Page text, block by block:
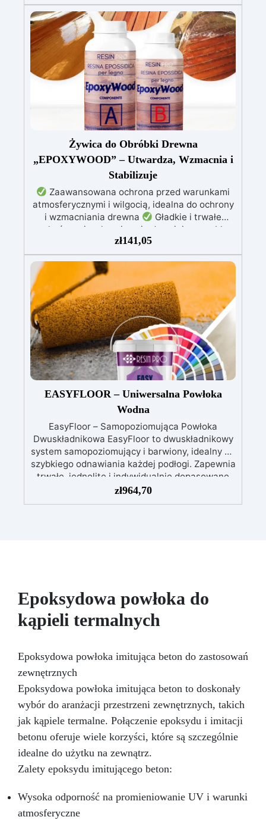
chronioną przed infiltracją.
Możliwość
barwienia: Kompatybilna z barwnikami i
metalicznymi proszkami dla unikalnych efektów
kolorystycznych.
Łatwa aplikacja:
Bezrozpuszczalnikowa i bezwonna, 1 kg
pokrywa około 1 m² (przy grubości 1 mm).
Żywica do Obróbki Drewna
„EPOXYWOOD” – Utwardza, Wzmacnia i
Stabilizuje
Zaawansowana ochrona przed warunkami
atmosferycznymi i wilgocią, idealna do ochrony
i wzmacniania drewna
Gładkie i trwałe
wykończenie, chroniące i odnawiające meble,
łodzie oraz struktury drewniane
drewna bez pęcherzyków powietrza, doskonała
do napraw i trwałych renowacji
Wysoka
odporność chemiczna i mechaniczna, łatwa do
pomalowania na potrzeby kreatywnych i
wytrzymałych projektów
Odpowiednia do
różnych powierzchni, w tym włókna szklanego i
metalu, łatwa w użyciu (stosunek 2:1)
zł141,05
EASYFLOOR – Uniwersalna Powłoka
Wodna
EasyFloor – Samopoziomująca Powłoka
Dwuskładnikowa EasyFloor to dwuskładnikowy
system samopoziomujący i barwiony, idealny do
szybkiego odnawiania każdej podłogi. Zapewnia
trwałe, jednolite i indywidualnie dopasowane
wykończenie. Łatwa aplikacja w dwóch
etapach, przyczepność również do trudnych i
potrzeb.
Odporna na ścieranie i przejezdna
(z poliuretanowym wykończeniem odpornym na
zarysowania).
Szybkie schnięcie – cały cykl
zł964,70
Epoksydowa powłoka do
kąpieli termalnych
Epoksydowa powłoka imitująca beton do zastosowań
zewnętrznych
Epoksydowa powłoka imitująca beton to doskonały
wybór do aranżacji przestrzeni zewnętrznych, takich
jak kąpiele termalne. Połączenie epoksydu i imitacji
betonu oferuje wiele korzyści, które są szczególnie
idealne do użytku na zewnątrz.
Zalety epoksydu imitującego beton:
Wysoka odporność na promieniowanie UV i warunki
atmosferyczne